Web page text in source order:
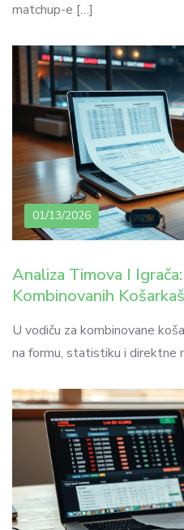
matchup-e […]
01/13/2026
Analiza Timova I
Kombinovanih
U vodiču za kombinovane
na formu, statistiku i direktne